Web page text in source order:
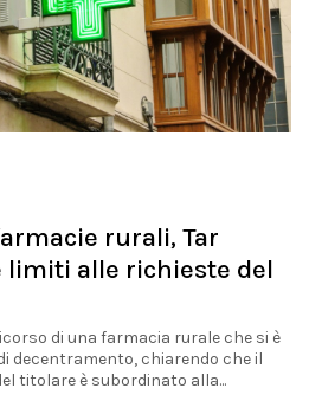
rurali, Tar
limiti alle richieste del
di una farmacia rurale che si è
decentramento, chiarendo che il
titolare è subordinato alla...